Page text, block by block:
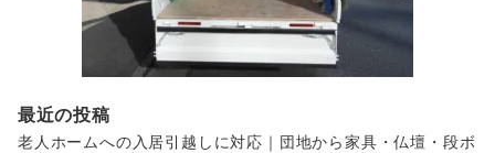
最近の投稿
老人ホームへの入居引越しに対応｜団地から家具・仏壇・段ボ